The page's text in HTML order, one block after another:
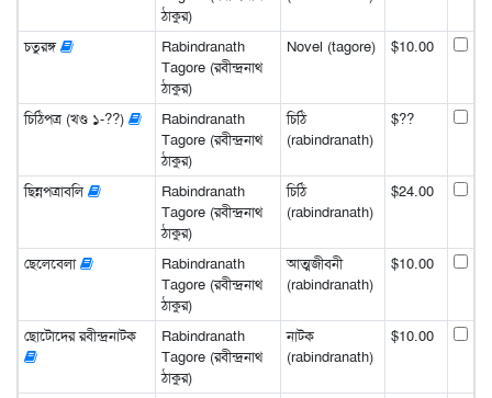
ঠাকুর)
চতুরঙ্গ
Rabindranath
Tagore (রবীন্দ্রনাথ
ঠাকুর)
Novel (tagore) $10.00
চিঠিপত্র (খণ্ড ১-??)
Rabindranath
Tagore (রবীন্দ্রনাথ
ঠাকুর)
চিঠি
(rabindranath)
$??
ছিন্নপত্রাবলি
Rabindranath
Tagore (রবীন্দ্রনাথ
ঠাকুর)
চিঠি
(rabindranath)
$24.00
ছেলেবেলা
Rabindranath
Tagore (রবীন্দ্রনাথ
ঠাকুর)
আত্মজীবনী
(rabindranath)
$10.00
ছোটোদের রবীন্দ্রনাটক
Rabindranath
Tagore (রবীন্দ্রনাথ
ঠাকুর)
নাটক
(rabindranath)
$10.00